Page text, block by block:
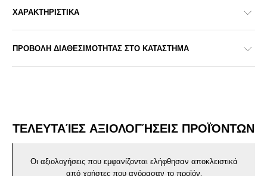
ΧΑΡΑΚΤΗΡΙΣΤΙΚΑ
ΠΡΟΒΟΛΗ ΔΙΑΘΕΣΙΜΟΤΗΤΑΣ ΣΤΟ ΚΑΤΑΣΤΗΜΑ
ΤΕΛΕΥΤΑΊΕΣ ΑΞΙΟΛΟΓΉΣΕΙΣ ΠΡΟΪΌΝΤΩΝ
Οι αξιολογήσεις που εμφανίζονται ελήφθησαν αποκλειστικά
από χρήστες που αγόρασαν το προϊόν.